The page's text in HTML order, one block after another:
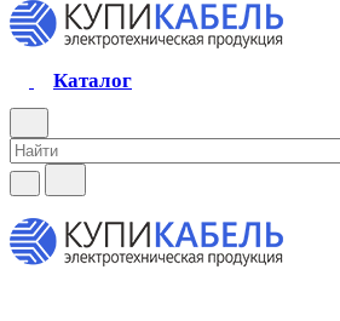
Каталог